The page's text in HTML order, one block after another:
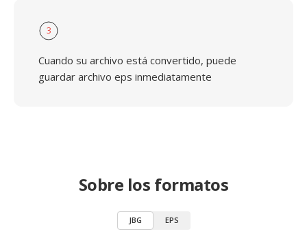
3
Cuando su archivo está convertido, puede
guardar archivo eps inmediatamente
Sobre los formatos
JBG EPS